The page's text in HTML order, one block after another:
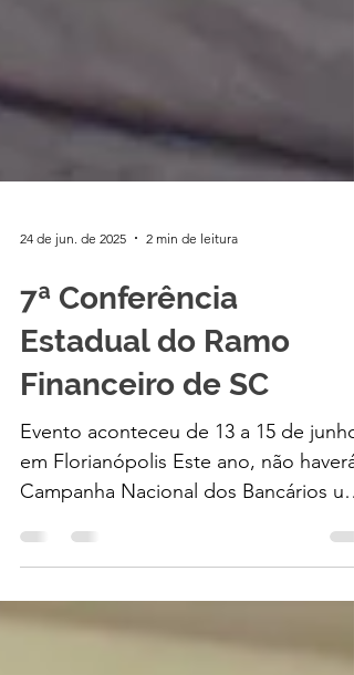
24 de jun. de 2025
7ª Conferência
Estadual do Ramo
Financeiro de SC
em Florianópolis Este ano, não haverá
Campanha Nacional dos Bancários
vez que a Convenção...